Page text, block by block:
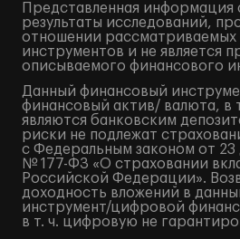
Представленная информация
результаты исследований,
отношении рассматриваемых
инструментов и не является
описываемого финансового
Данный финансовый
финансовый актив/ валюта, в
являются банковским
риски не подлежат
с Федеральным законом от
№ 177-ФЗ «О страховании
Российской Федерации».
доходность вложений в
инструмент/цифровой
в т. ч. цифровую не